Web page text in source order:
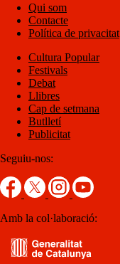
Qui som
Contacte
Política de privacitat
Cultura Popular
Festivals
Debat
Llibres
Cap de setmana
Butlletí
Publicitat
Seguiu-nos:
Amb la col·laboració: